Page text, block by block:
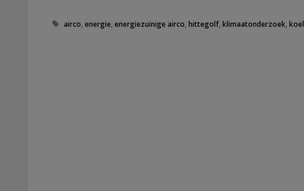
Tags
airco,energie,energiezuinige airco,hittegolf,klimaatonderzoek,koel